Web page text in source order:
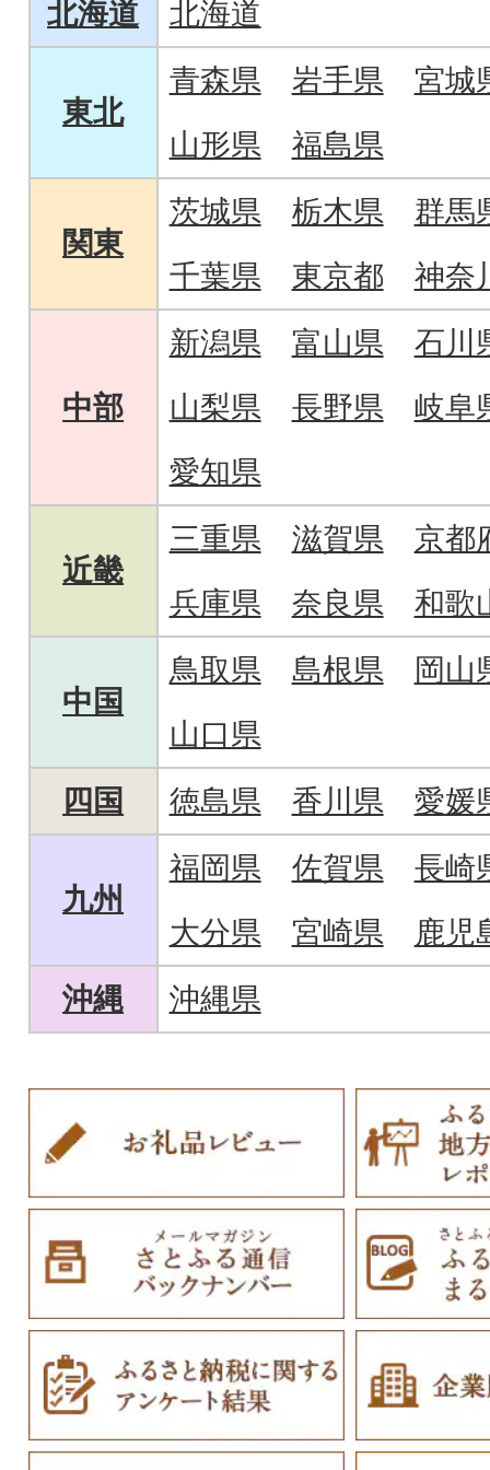
北海道 北海道
東北
青森県 岩手県
宮城
山形県
福島県
関東
茨城県 栃木県
群馬
千葉県
東京都 神奈
中部
新潟県 富山県
石川
山梨県
長野県
岐阜
愛知県
近畿
三重県 滋賀県
京都
兵庫県
奈良県 和歌
中国
鳥取県 島根県
岡山
山口県
四国
徳島県 香川県 愛媛
九州
福岡県 佐賀県
長崎
大分県
宮崎県
鹿児
沖縄
沖縄県